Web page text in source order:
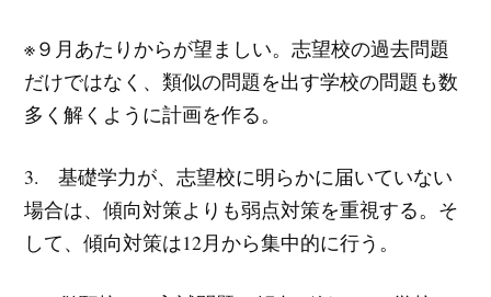
※９月あたりからが望ましい。志望校の過去問題
だけではなく、類似の問題を出す学校の問題も数
多く解くように計画を作る。
3. 基礎学力が、志望校に明らかに届いていない
場合は、傾向対策よりも弱点対策を重視する。そ
して、傾向対策は12月から集中的に行う。